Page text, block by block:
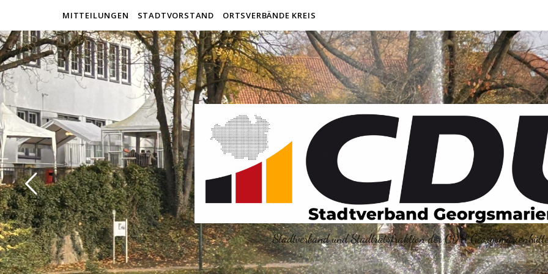
MITTEILUNGEN STADTVORSTAND ORTSVERBÄNDE KREIS
Stadtverband und Stadtratsfraktion der CDU